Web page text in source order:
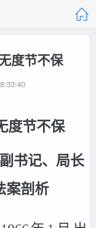
度节不保
度节不保
书记、局长
案剖析